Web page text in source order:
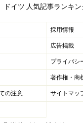
ドイツ 人気記事ランキ
採用情報
広告掲載
プライバシ
著作権・商
の注意 サイトマッ